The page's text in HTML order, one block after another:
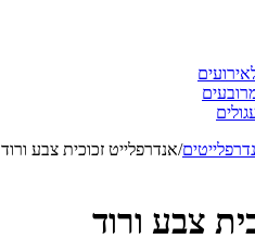
/אנדרפלייט זכוכית צבע ורוד
צבע ורוד